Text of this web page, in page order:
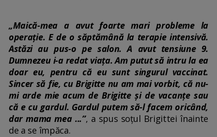
„Maică-mea a avut foarte mari probleme la
operație. E de o săptămână la terapie intensivă.
Astăzi au pus-o pe salon. A avut tensiune 9.
Dumnezeu i-a redat viața. Am putut să intru la ea
doar eu, pentru că eu sunt singurul vaccinat.
Sincer să fie, cu Brigitte nu am mai vorbit, că nu-
mi arde mie acum de Brigitte și de vacanțe sau
că e cu gardul. Gardul putem să-l facem oricând,
dar mama mea ...”, a spus soțul Brigittei înainte
de a se împăca.